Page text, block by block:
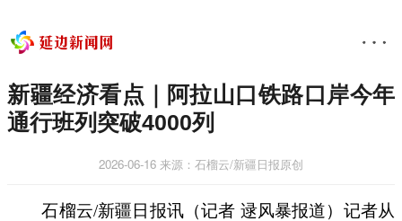
新疆经济看点｜阿拉山口铁路口岸今年
通行班列突破4000列
2026-06-16 来源：石榴云/新疆日报原创
石榴云/新疆日报讯（记者 逯风暴报道）记者从